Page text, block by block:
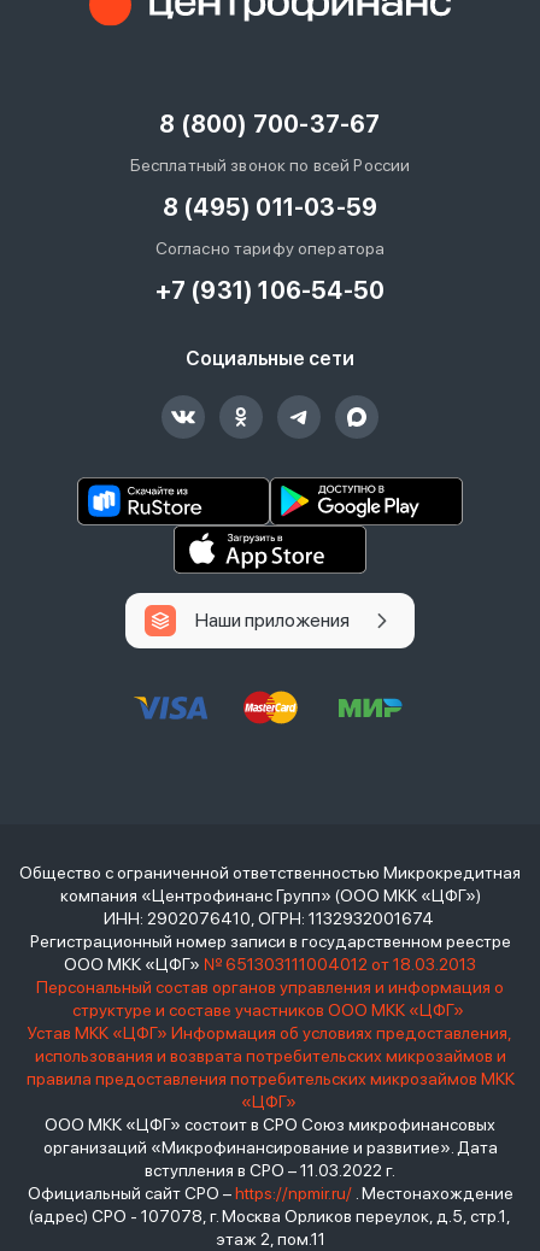
8 (800) 700-37-67
Бесплатный звонок по всей России
8 (495) 011-03-59
Согласно тарифу оператора
+7 (931) 106-54-50
Социальные сети
Наши приложения
Общество с ограниченной ответственностью Микрокредитная
компания «Центрофинанс Групп» (ООО МКК «ЦФГ»)
ИНН: 2902076410, ОГРН: 1132932001674
Регистрационный номер записи в государственном реестре
ООО МКК «ЦФГ» № 651303111004012 от 18.03.2013
Персональный состав органов управления и информация о
структуре и составе участников ООО МКК «ЦФГ»
Устав МКК «ЦФГ» Информация об условиях предоставления,
использования и возврата потребительских микрозаймов и
правила предоставления потребительских микрозаймов МКК
«ЦФГ»
ООО МКК «ЦФГ» состоит в СРО Союз микрофинансовых
организаций «Микрофинансирование и развитие». Дата
вступления в СРО – 11.03.2022 г.
Официальный сайт СРО –https://npmir.ru/. Местонахождение
(адрес) СРО - 107078, г. Москва Орликов переулок, д.5, стр.1,
этаж 2, пом.11
данных